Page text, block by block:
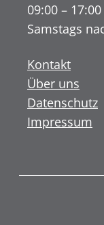
09:00 –
Samstags
Kontakt
Über uns
Datenschutz
Impressum